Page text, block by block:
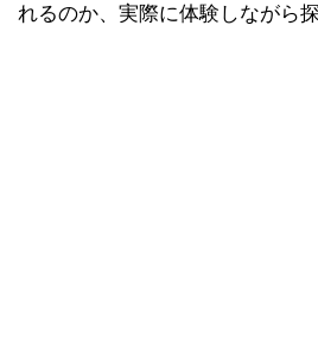
れるのか、実際に体験しながら